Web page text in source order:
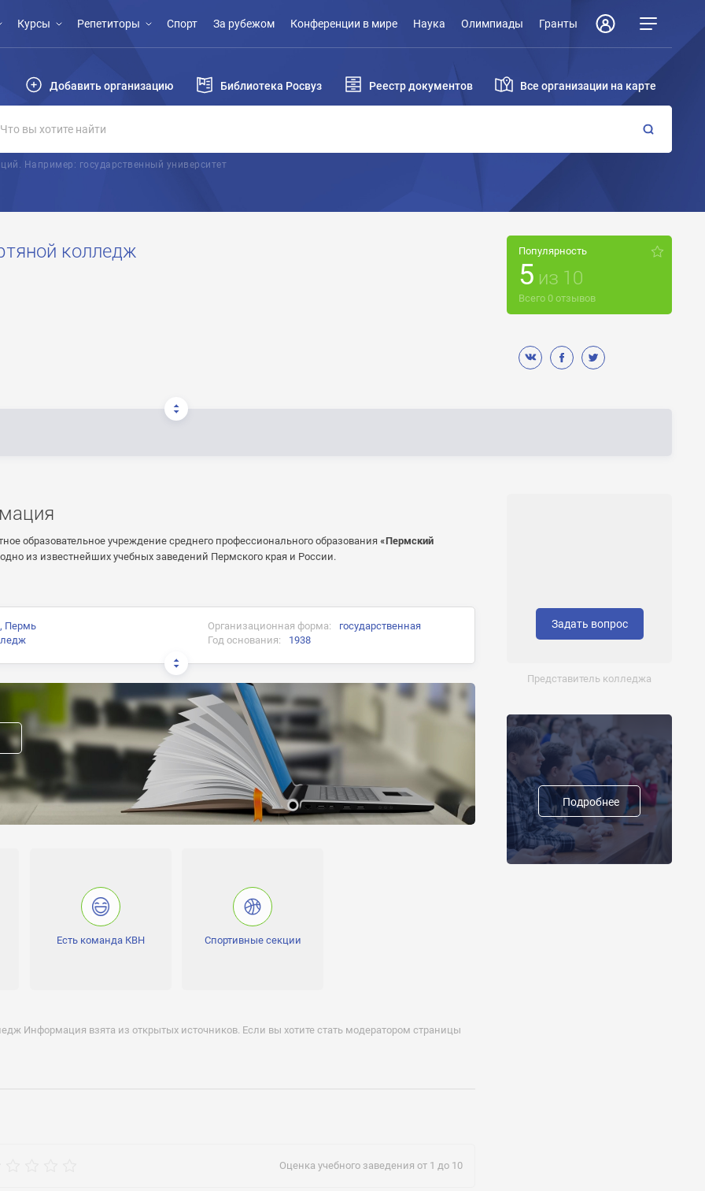
Курсы Репетиторы Спорт За рубежом Конференции в мире Наука Олимпиады Гранты
Добавить организацию Библиотека Росвуз Реестр документов Все организации на карте
Например: государственный университет
колледж Популярность
5 из 10
Всего 0 отзывов
образовательное учреждение среднего профессионального образования «Пермский
одно из известнейших учебных заведений Пермского края и России.
Пермь Организационная форма:
государственная
Год основания: 1938
образца о среднем профессиональном образовании
регистрационный № 73, от 22.04.2013 г. до 26.02.2014 г.
Есть команда КВН Спортивные секции
Информация взята из открытых источников. Если вы хотите стать модератором страницы
Оценка учебного заведения от 1 до 10
Задать вопрос
Представитель колледжа
Подробнее
модератора страницы